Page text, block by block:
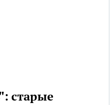
старые